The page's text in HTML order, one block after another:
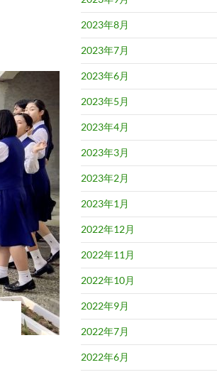
2023年8月
2023年7月
2023年6月
2023年5月
2023年4月
2023年3月
2023年2月
2023年1月
2022年12月
2022年11月
2022年10月
2022年9月
2022年7月
2022年6月